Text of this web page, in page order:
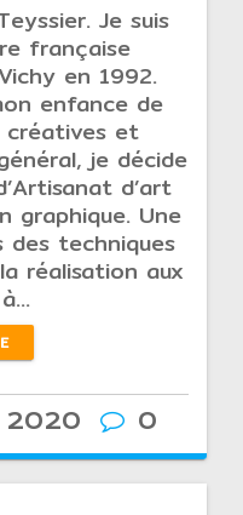
Je suis
française
en 1992.
enfance de
créatives et
je décide
d’art
graphique. Une
des techniques
réalisation aux
2020 0